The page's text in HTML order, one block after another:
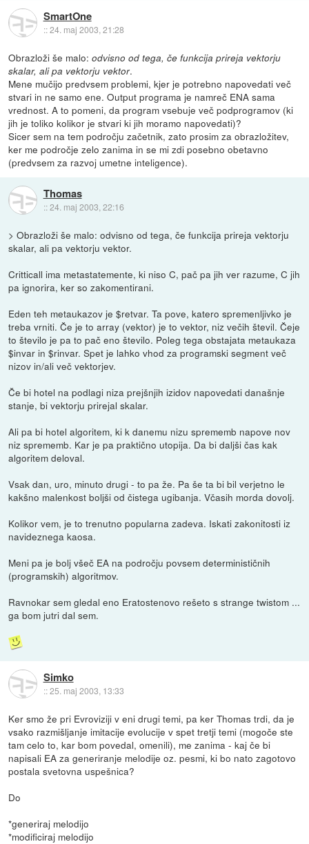
SmartOne
::24. maj 2003, 21:28
Obrazloži še malo:odvisno od tega, če funkcija prireja vektorju
skalar, ali pa vektorju vektor.
Mene mučijo predvsem problemi, kjer je potrebno napovedati več
stvari in ne samo ene. Output programa je namreč ENA sama
vrednost. A to pomeni, da program vsebuje več podprogramov (ki
jih je toliko kolikor je stvari ki jih moramo napovedati)?
Sicer sem na tem področju začetnik, zato prosim za obrazložitev,
ker me področje zelo zanima in se mi zdi posebno obetavno
(predvsem za razvoj umetne inteligence).
Thomas
::24. maj 2003, 22:16
> Obrazloži še malo: odvisno od tega, če funkcija prireja vektorju
skalar, ali pa vektorju vektor.
Critticall ima metastatemente, ki niso C, pač pa jih ver razume, C jih
pa ignorira, ker so zakomentirani.
Eden teh metaukazov je $retvar. Ta pove, katero spremenljivko je
treba vrniti. Če je to array (vektor) je to vektor, niz večih števil. Čeje
to število je pa to pač eno število. Poleg tega obstajata metaukaza
$invar in $rinvar. Spet je lahko vhod za programski segment več
nizov in/ali več vektorjev.
Če bi hotel na podlagi niza prejšnjih izidov napovedati današnje
stanje, bi vektorju prirejal skalar.
Ali pa bi hotel algoritem, ki k danemu nizu sprememb napove nov
niz sprememb. Kar je pa praktično utopija. Da bi daljši čas kak
algoritem deloval.
Vsak dan, uro, minuto drugi - to pa že. Pa še ta bi bil verjetno le
kakšno malenkost boljši od čistega ugibanja. Včasih morda dovolj.
Kolikor vem, je to trenutno popularna zadeva. Iskati zakonitosti iz
navideznega kaosa.
Meni pa je bolj všeč EA na področju povsem determinističnih
(programskih) algoritmov.
Ravnokar sem gledal eno Eratostenovo rešeto s strange twistom ...
ga bom jutri dal sem.
Simko
::25. maj 2003, 13:33
Ker smo že pri Evroviziji v eni drugi temi, pa ker Thomas trdi, da je
vsako razmišljanje imitacije evolucije v spet tretji temi (mogoče ste
tam celo to, kar bom povedal, omenili), me zanima - kaj če bi
napisali EA za generiranje melodije oz. pesmi, ki bo nato zagotovo
postala svetovna uspešnica?
Do
*generiraj melodijo
*modificiraj melodijo